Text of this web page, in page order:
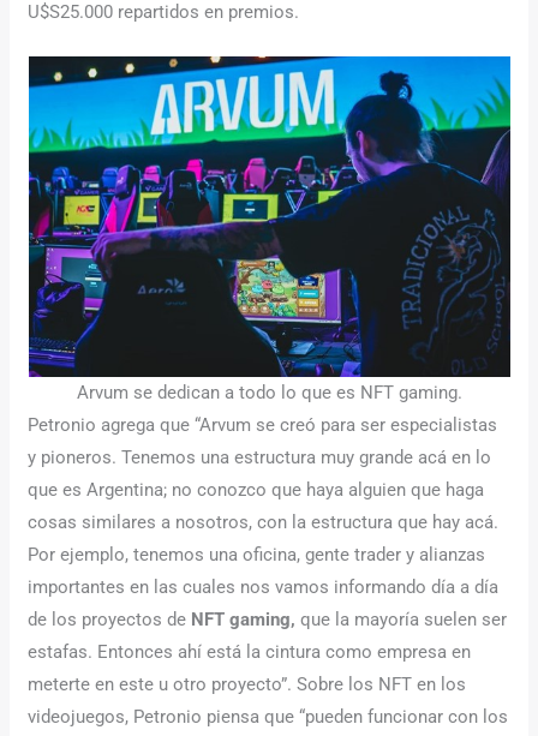
U$S25.000 repartidos en premios.
Arvum se dedican a todo lo que es NFT gaming.
Petronio agrega que “Arvum se creó para ser especialistas
y pioneros. Tenemos una estructura muy grande acá en lo
que es Argentina; no conozco que haya alguien que haga
cosas similares a nosotros, con la estructura que hay acá.
Por ejemplo, tenemos una oficina, gente trader y alianzas
importantes en las cuales nos vamos informando día a día
de los proyectos de NFT gaming, que la mayoría suelen ser
estafas. Entonces ahí está la cintura como empresa en
meterte en este u otro proyecto”. Sobre los NFT en los
videojuegos, Petronio piensa que “pueden funcionar con los